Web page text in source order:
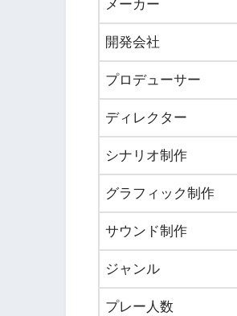
メーカー
開発会社
プロデューサー
ディレクター
シナリオ制作
グラフィック制作
サウンド制作
ジャンル
プレー人数